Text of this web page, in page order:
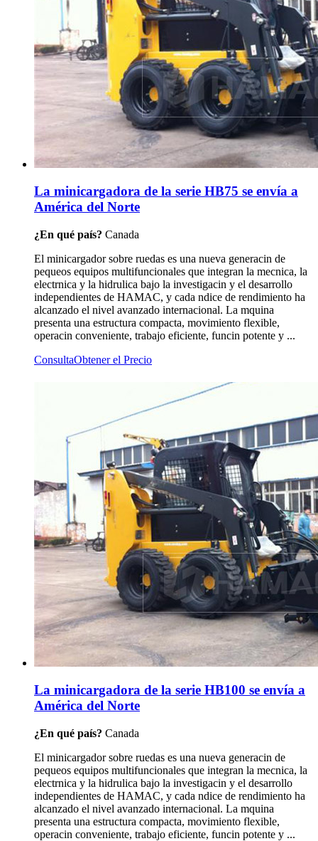
La minicargadora de la serie HB75 se envía a
América del Norte
¿En qué país? Canada
El minicargador sobre ruedas es una nueva generacin de
pequeos equipos multifuncionales que integran la mecnica, la
electrnica y la hidrulica bajo la investigacin y el desarrollo
independientes de HAMAC, y cada ndice de rendimiento ha
alcanzado el nivel avanzado internacional. La mquina
presenta una estructura compacta, movimiento flexible,
operacin conveniente, trabajo eficiente, funcin potente y ...
ConsultaObtener el Precio
La minicargadora de la serie HB100 se envía a
América del Norte
¿En qué país? Canada
El minicargador sobre ruedas es una nueva generacin de
pequeos equipos multifuncionales que integran la mecnica, la
electrnica y la hidrulica bajo la investigacin y el desarrollo
independientes de HAMAC, y cada ndice de rendimiento ha
alcanzado el nivel avanzado internacional. La mquina
presenta una estructura compacta, movimiento flexible,
operacin conveniente, trabajo eficiente, funcin potente y ...